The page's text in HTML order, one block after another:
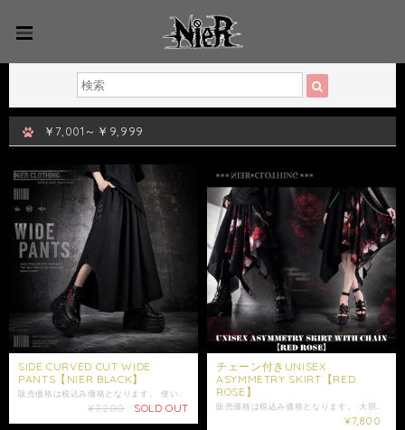
￥7,001～￥9,999
SIDE CURVED CUT WIDE
PANTS【NIER BLACK】
¥7,200 SOLD OUT
チェーン付きUNISEX
ASYMMETRY SKIRT【RED
ROSE】
¥7,800